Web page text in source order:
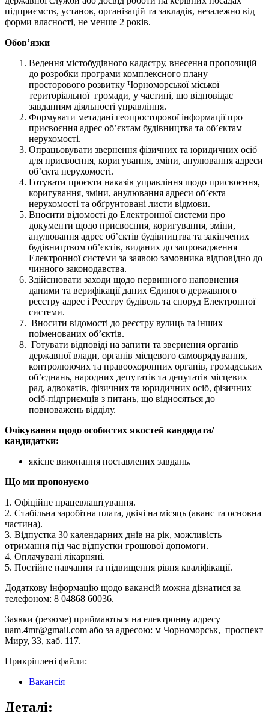
підприємств, установ, організацій та закладів, незалежно від
форми власності, не менше 2 років.
Обов’язки
Ведення містобудівного кадастру, внесення пропозицій
до розробки програми комплексного плану
просторового розвитку Чорноморської міської
територіальної громади, у частині, що відповідає
завданням діяльності управління.
Формувати метадані геопросторової інформації про
присвоєння адрес об’єктам будівництва та об’єктам
нерухомості.
Опрацьовувати звернення фізичних та юридичних осіб
для присвоєння, коригування, зміни, анулювання адреси
об’єкта нерухомості.
Готувати проєкти наказів управління щодо присвоєння,
коригування, зміни, анулювання адреси об’єкта
нерухомості та обґрунтовані листи відмови.
Вносити відомості до Електронної системи про
документи щодо присвоєння, коригування, зміни,
анулювання адрес об’єктів будівництва та закінчених
будівництвом об’єктів, виданих до запровадження
Електронної системи за заявою замовника відповідно до
чинного законодавства.
Здійснювати заходи щодо первинного наповнення
даними та верифікації даних Єдиного державного
реєстру адрес і Реєстру будівель та споруд Електронної
системи.
Вносити відомості до реєстру вулиць та інших
поіменованих об’єктів.
Готувати відповіді на запити та звернення органів
державної влади, органів місцевого самоврядування,
контролюючих та правоохоронних органів, громадських
об’єднань, народних депутатів та депутатів місцевих
рад, адвокатів, фізичних та юридичних осіб, фізичних
осіб-підприємців з питань, що відносяться до
повноважень відділу.
Очікування щодо особистих якостей кандидата/
кандидатки:
якісне виконання поставлених завдань.
Що ми пропонуємо
1. Офіційне працевлаштування.
2. Стабільна заробітна плата, двічі на місяць (аванс та основна
частина).
3. Відпустка 30 календарних днів на рік, можливість
отримання під час відпустки грошової допомоги.
4. Оплачувані лікарняні.
5. Постійне навчання та підвищення рівня кваліфікації.
Додаткову інформацію щодо вакансій можна дізнатися за
телефоном: 8 04868 60036.
Заявки (резюме) приймаються на електронну адресу
uam.4mr@gmail.com або за адресою: м Чорноморськ, проспект
Миру, 33, каб. 117.
Прикріплені файли:
Вакансія
Деталі: